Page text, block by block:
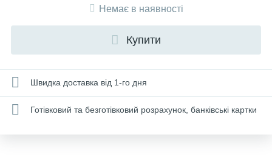
Немає в наявності
Купити
Швидка доставка від 1-го дня
Готівковий та безготівковий розрахунок, банківські картки